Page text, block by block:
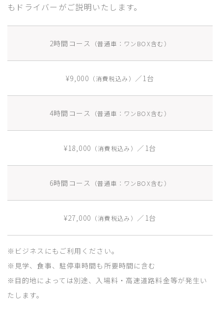
もドライバーがご説明いたします。
2時間コース （普通車：ワンBOX含む）
¥9,000 （消費税込み） ／1台
4時間コース （普通車：ワンBOX含む）
¥18,000 （消費税込み） ／1台
6時間コース （普通車：ワンBOX含む）
¥27,000 （消費税込み） ／1台
※ビジネスにもご利用ください。
※見学、食事、駐停車時間も所要時間に含む
※目的地によっては別途、入場料・高速道路料金等が発生い
たします。